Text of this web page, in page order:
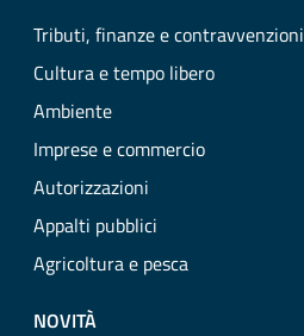
Tributi, finanze e contravvenzioni
Cultura e tempo libero
Ambiente
Imprese e commercio
Autorizzazioni
Appalti pubblici
Agricoltura e pesca
NOVITÀ